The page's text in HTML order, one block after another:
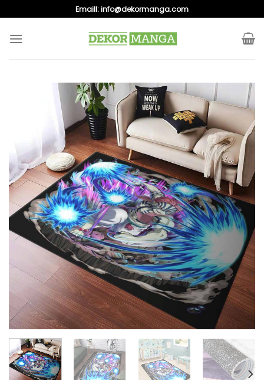
to
content
Emaill:info@dekormanga.com